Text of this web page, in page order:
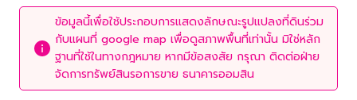
ข้อมูลนี้เพื่อใช้ประกอบการแสดงลักษณะรูปแปลงที่ดินร่วม
กับแผนที่ google map เพื่อดูสภาพพื้นที่เท่านั้น มิใช่หลัก
ฐานที่ใช้ในทางกฎหมาย หากมีข้อสงสัย กรุณา ติดต่อฝ่าย
จัดการทรัพย์สินรอการขาย ธนาคารออมสิน